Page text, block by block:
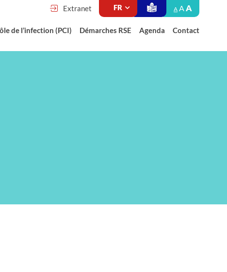
Extranet A AA
de l’infection (PCI) Démarches RSE Agenda Contact